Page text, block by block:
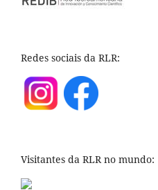
Redes sociais da RLR:
Visitantes da RLR no mundo: